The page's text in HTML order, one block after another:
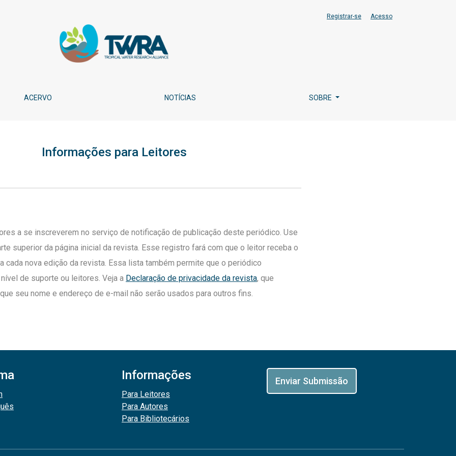
ACERVO NOTÍCIAS SOBRE
Registrar-se Acesso
Informações para Leitores
a se inscreverem no serviço de notificação de publicação deste periódico. Use
superior da página inicial da revista. Esse registro fará com que o leitor receba o
cada nova edição da revista. Essa lista também permite que o periódico
de suporte ou leitores. Veja a Declaração de privacidade da revista, que
seu nome e endereço de e-mail não serão usados para outros fins.
Informações
Para Leitores
Para Autores
Para Bibliotecários
Enviar Submissão